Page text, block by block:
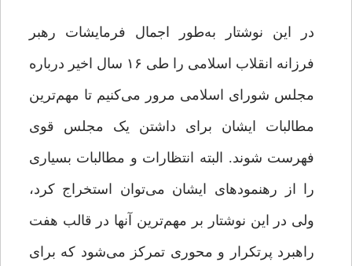
در این نوشتار به‌طور اجمال فرمایشات رهبر
فرزانه انقلاب اسلامی را طی ۱۶ سال اخیر درباره
مجلس شورای اسلامی مرور می‌کنیم تا مهم‌ترین
مطالبات ایشان برای داشتن یک مجلس قوی
فهرست شوند. البته انتظارات و مطالبات بسیاری
را از رهنمودهای ایشان می‌توان استخراج کرد،
ولی در این نوشتار بر مهم‌ترین آنها در قالب هفت
راهبرد پرتکرار و محوری تمرکز می‌شود که برای